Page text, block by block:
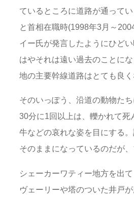
ているところに道路が通ってい
と首相在職時(1998年3月～
イー氏が発言したようにひど
はやそれは遠い過去のことに
地の主要幹線道路はとても良く
そのいっぽう、沿道の動物たち
30分に1回以上は、轢かれて死
牛などの哀れな姿を目にする
そのままになっているのだが、
シェーカーワティー地方を出
ヴェーリーや塔のついた井戸